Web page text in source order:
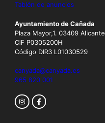
Tablón de anuncios
Ayuntamiento de Cañada
Plaza Mayor,1. 03409 Alicante
CIF P0305200H
Código DIR3 L01030529
canyada@canyada.es
965 820 001